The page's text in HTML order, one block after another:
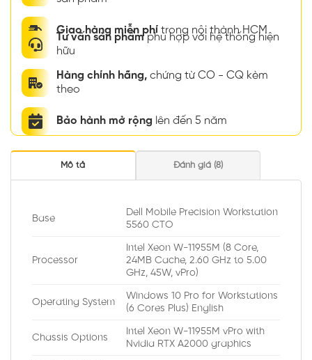
Giao hàng miễn phí trong nội thành HCM
Tư vấn sản phẩmphù hợp với hệ thống hiện
hữu
Hàng chính hãng, chứng từ CO - CQ kèm
theo
Bảo hành mở rộng lên đến 5 năm
Mô tả Đánh giá (8)
Base
Dell Mobile Precision Workstation
5560 CTO
Processor
Intel Xeon W-11955M (8 Core,
24MB Cache, 2.60 GHz to 5.00
GHz, 45W, vPro)
Operating System
Windows 10 Pro for Workstations
(6 Cores Plus) English
Chassis Options
Intel Xeon W-11955M vPro with
Nvidia RTX A2000 graphics